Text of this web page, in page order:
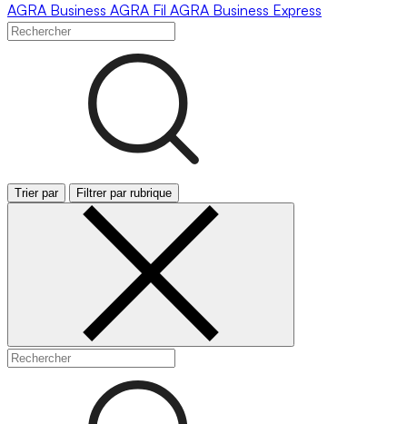
AGRA Business AGRA Fil AGRA Business Express
Trier par Filtrer par rubrique